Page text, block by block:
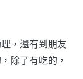
，還有到朋友
除了有吃的，